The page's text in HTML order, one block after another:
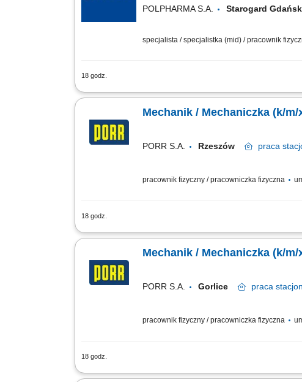
POLPHARMA S.A. Starogard
specjalista / specjalistka (mid) / pracownik
18 godz.
Zakres obowiązków: Diagnozowanie usterek
Mechanik / Mechaniczka (k/m/
PORR S.A. Rzeszów praca
pracownik fizyczny / pracowniczka fizyczna
18 godz.
Opis stanowiska: Prowadzenie bieżących prac
Mechanik / Mechaniczka (k/m/
PORR S.A. Gorlice praca
pracownik fizyczny / pracowniczka fizyczna
18 godz.
Opis stanowiska: Prowadzenie bieżących prac